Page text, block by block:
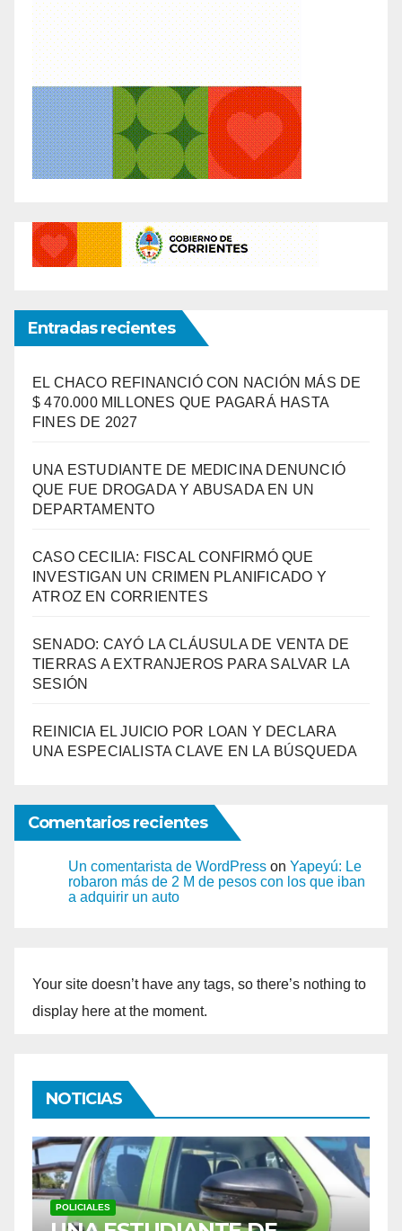
Entradas recientes
EL CHACO REFINANCIÓ CON NACIÓN MÁS DE
$ 470.000 MILLONES QUE PAGARÁ HASTA
FINES DE 2027
UNA ESTUDIANTE DE MEDICINA DENUNCIÓ
QUE FUE DROGADA Y ABUSADA EN UN
DEPARTAMENTO
CASO CECILIA: FISCAL CONFIRMÓ QUE
INVESTIGAN UN CRIMEN PLANIFICADO Y
ATROZ EN CORRIENTES
SENADO: CAYÓ LA CLÁUSULA DE VENTA DE
TIERRAS A EXTRANJEROS PARA SALVAR LA
SESIÓN
REINICIA EL JUICIO POR LOAN Y DECLARA
UNA ESPECIALISTA CLAVE EN LA BÚSQUEDA
Comentarios recientes
Un comentarista de WordPress on Yapeyú: Le
robaron más de 2 M de pesos con los que iban
a adquirir un auto
Your site doesn’t have any tags, so there’s nothing to
display here at the moment.
NOTICIAS
POLICIALES